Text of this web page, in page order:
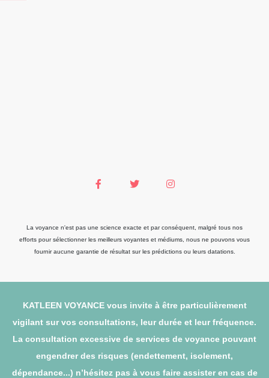
La voyance n'est pas une science exacte et par conséquent, malgré tous nos
efforts pour sélectionner les meilleurs voyantes et médiums, nous ne pouvons vous
fournir aucune garantie de résultat sur les prédictions ou leurs datations.
KATLEEN VOYANCE vous invite à être particulièrement
vigilant sur vos consultations, leur durée et leur fréquence.
La consultation excessive de services de voyance pouvant
engendrer des risques (endettement, isolement,
dépendance...) n’hésitez pas à vous faire assister en cas de